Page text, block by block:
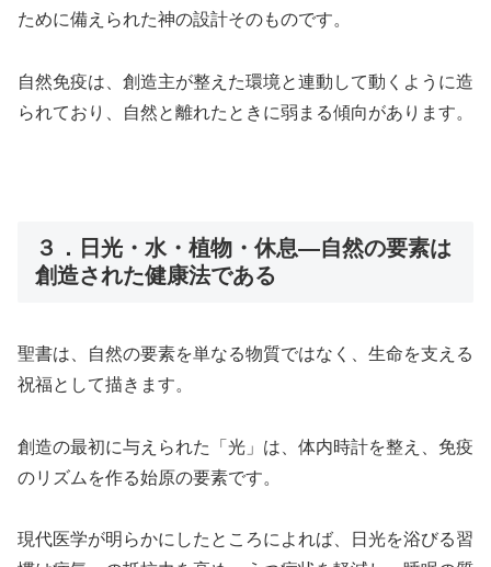
ために備えられた神の設計そのものです。
自然免疫は、創造主が整えた環境と連動して動くように造
られており、自然と離れたときに弱まる傾向があります。
３．日光・水・植物・休息―自然の要素は
創造された健康法である
聖書は、自然の要素を単なる物質ではなく、生命を支える
祝福として描きます。
創造の最初に与えられた「光」は、体内時計を整え、免疫
のリズムを作る始原の要素です。
現代医学が明らかにしたところによれば、日光を浴びる習